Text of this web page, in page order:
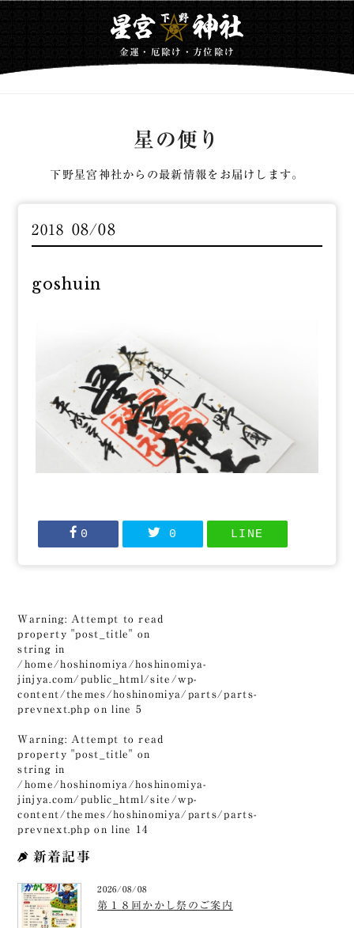
金運・厄除け・方位除け
星の便り
下野星宮神社からの最新情報をお届けします。
2018 08/08
goshuin
0 0 LINE
Warning: Attempt to read
property "post_title" on
string in
/home/hoshinomiya/hoshinomiya-
jinjya.com/public_html/site/wp-
content/themes/hoshinomiya/parts/parts-
prevnext.php on line 5
Warning: Attempt to read
property "post_title" on
string in
/home/hoshinomiya/hoshinomiya-
jinjya.com/public_html/site/wp-
content/themes/hoshinomiya/parts/parts-
prevnext.php on line 14
新着記事
2026/08/08
第１８回かかし祭のご案内